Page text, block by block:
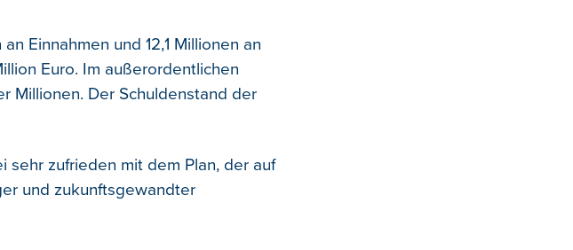
Einnahmen und 12,1 Millionen an
Euro. Im außerordentlichen
Millionen. Der Schuldenstand der
sehr zufrieden mit dem Plan, der auf
und zukunftsgewandter